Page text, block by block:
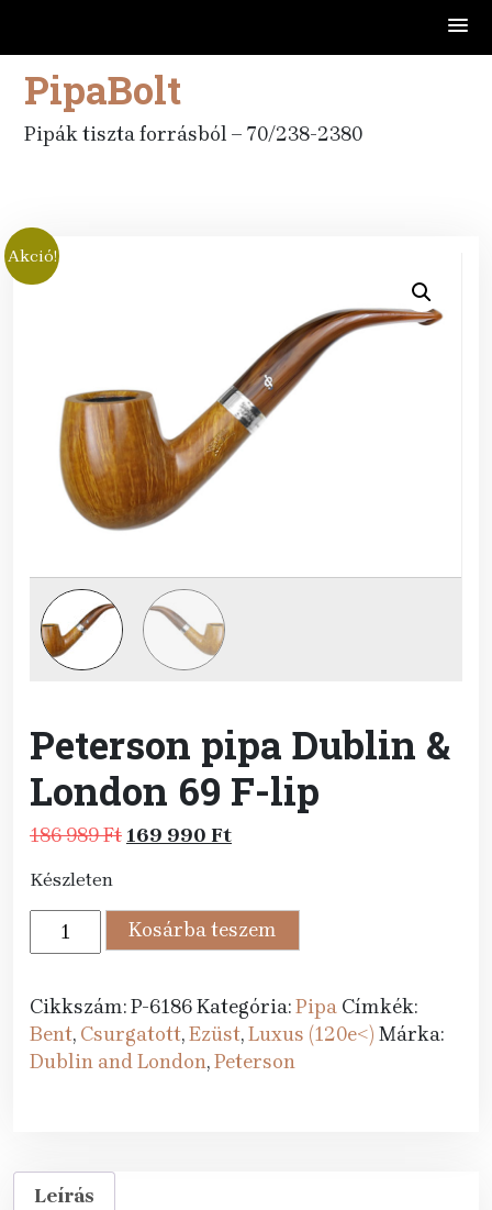
Skip
content
PipaBolt
Pipák tiszta forrásból – 70/238-2380
Akció!
Peterson pipa Dublin &
London 69 F-lip
186 989Ft Original
186
989 Ft.
169 990 FtCurrent
169
990 Ft.
Készleten
Peterson
pipa
&
London
69
Kosárba teszem
Cikkszám:P-6186Kategória:Pipa Címkék:
Bent, Csurgatott,Ezüst,Luxus (120e<) Márka:
Dublin and London,Peterson
Leírás